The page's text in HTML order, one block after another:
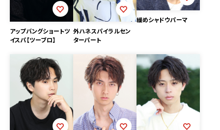
アップバングショートツ
イスパ【ツーブロ】
外ハネスパイラルセン
ターパート
緩めシャドウパーマ